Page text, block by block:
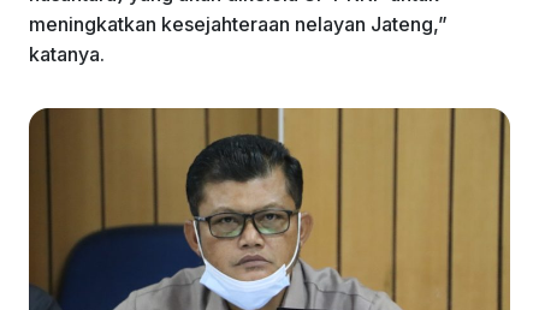
meningkatkan kesejahteraan nelayan Jateng,”
katanya.